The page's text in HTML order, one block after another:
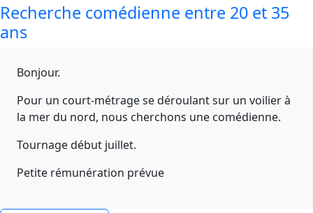
Recherche comédienne entre 20 et 35
ans
Bonjour.
Pour un court-métrage se déroulant sur un voilier à
la mer du nord, nous cherchons une comédienne.
Tournage début juillet.
Petite rémunération prévue